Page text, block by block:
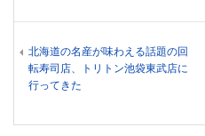
北海道の名産が味わえる話題の回
転寿司店、トリトン池袋東武店に
行ってきた